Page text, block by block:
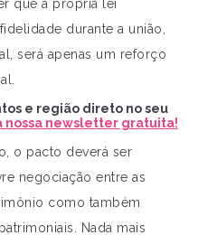
que a própria lei
durante a união,
será apenas um reforço
e região direto no seu
nossa newsletter gratuita!
o pacto deverá ser
negociação entre as
como também
Nada mais